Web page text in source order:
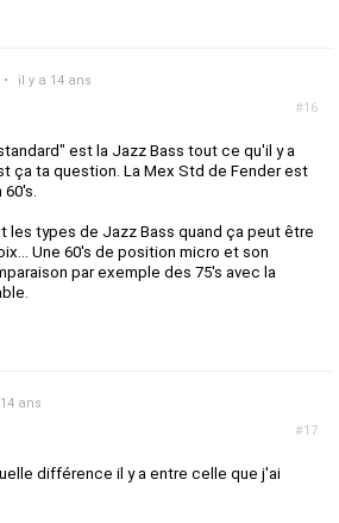
#16
• il y a 14 ans
est la Jazz Bass tout ce qu'il y a
ça ta question. La Mex Std de Fender est
60's.
les types de Jazz Bass quand ça peut être
Une 60's de position micro et son
par exemple des 75's avec la
#17
ans
différence il y a entre celle que j'ai